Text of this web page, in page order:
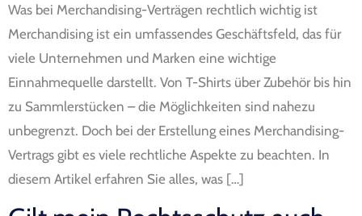
Was bei Merchandising-Verträgen rechtlich wichtig ist
Merchandising ist ein umfassendes Geschäftsfeld, das für
viele Unternehmen und Marken eine wichtige
Einnahmequelle darstellt. Von T-Shirts über Zubehör bis hin
zu Sammlerstücken – die Möglichkeiten sind nahezu
unbegrenzt. Doch bei der Erstellung eines Merchandising-
Vertrags gibt es viele rechtliche Aspekte zu beachten. In
diesem Artikel erfahren Sie alles, was […]